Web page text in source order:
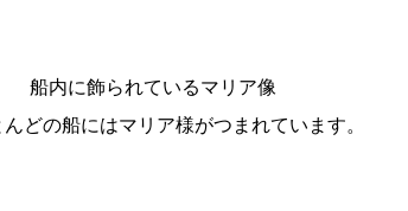
マリア像
どの船にはマリア様がつまれています。